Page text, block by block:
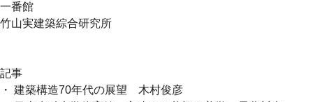
一番館
竹山実建築綜合研究所
記事
・ 建築構造70年代の展望 木村俊彦